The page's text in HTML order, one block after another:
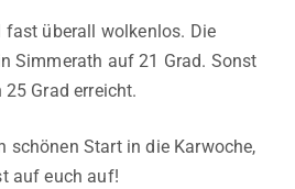
fast überall wolkenlos. Die
Simmerath auf 21 Grad. Sonst
Grad erreicht.
schönen Start in die Karwoche,
auf euch auf!